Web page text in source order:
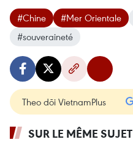
#Chine #Mer Orientale
#souveraineté
Theo dõi VietnamPlus
SUR LE MÊME SUJET